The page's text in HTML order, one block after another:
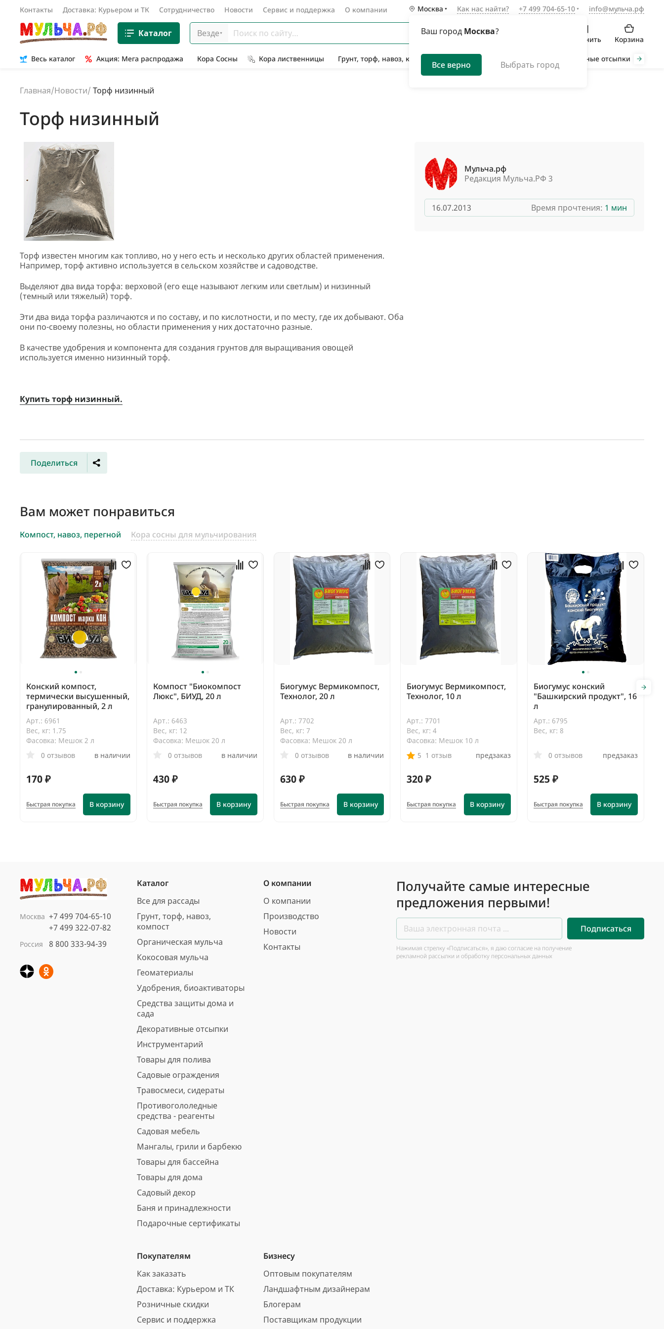
Контакты Доставка: Курьером и ТК Сотрудничество Новости Сервис и поддержка О компании Москва
Ваш город Москва?
Все верно Выбрать город
Как нас найти? +7 499 704-65-10 info@мульча.рф
Каталог Везде
Сравнить Корзина
Весь каталог Акция: Мега распродажа Кора Сосны Кора лиственницы Грунт, торф, навоз, компост Органическая мульча Декоративные отсыпки
Главная/Новости/ Торф низинный
Торф низинный
Торф известен многим как топливо, но у него есть и несколько других областей применения.
Например, торф активно используется в сельском хозяйстве и садоводстве.
Выделяют два вида торфа: верховой (его еще называют легким или светлым) и низинный
(темный или тяжелый) торф.
Эти два вида торфа различаются и по составу, и по кислотности, и по месту, где их добывают. Оба
они по-своему полезны, но области применения у них достаточно разные.
В качестве удобрения и компонента для создания грунтов для выращивания овощей
используется именно низинный торф.
Купить торф низинный.
Мульча.рф
Редакция Мульча.РФ 3
16.07.2013 Время прочтения: 1 мин
Поделиться
Вам может понравиться
Компост, навоз, перегной Кора сосны для мульчирования
Конский компост,
термически высушенный,
гранулированный, 2 л
Арт.: 6961
Вес, кг: 1.75
Фасовка: Мешок 2 л
0 отзывов
в наличии
170 ₽
В корзину
Быстрая покупка
Компост "Биокомпост
Люкс", БИУД, 20 л
Арт.: 6463
Вес, кг: 12
Фасовка: Мешок 20 л
0 отзывов
в наличии
430 ₽
В корзину
Быстрая покупка
Биогумус Вермикомпост,
Технолог, 20 л
Арт.: 7702
Вес, кг: 7
Фасовка: Мешок 20 л
0 отзывов
в наличии
630 ₽
В корзину
Быстрая покупка
Биогумус Вермикомпост,
Технолог, 10 л
Арт.: 7701
Вес, кг: 4
Фасовка: Мешок 10 л
5 1 отзыв предзаказ
320 ₽
В корзину
Быстрая покупка
Биогумус конский
"Башкирский продукт", 16
л
Арт.: 6795
Вес, кг: 8
0 отзывов предзаказ
525 ₽
В корзину
Быстрая покупка
нефракционная, 60 л
Арт.: 4691
Москва +7 499 704-65-10
+7 499 322-07-82
Россия 8 800 333-94-39
Каталог
Все для рассады
Грунт, торф, навоз,
компост
Органическая мульча
Кокосовая мульча
Геоматериалы
Удобрения, биоактиваторы
Средства защиты дома и
сада
Декоративные отсыпки
Инструментарий
Товары для полива
Садовые ограждения
Травосмеси, сидераты
Противогололедные
средства - реагенты
Садовая мебель
Мангалы, грили и барбекю
Товары для бассейна
Товары для дома
Садовый декор
Баня и принадлежности
Подарочные сертификаты
О компании
О компании
Производство
Новости
Контакты
Покупателям
Как заказать
Доставка: Курьером и ТК
Розничные скидки
Сервис и поддержка
Бизнесу
Оптовым покупателям
Ландшафтным дизайнерам
Блогерам
Поставщикам продукции
Получайте самые интересные
предложения первыми!
Подписаться
Нажимая стрелку «Подписаться», я даю согласие на получение
рекламной рассылки и обработку персональных данных